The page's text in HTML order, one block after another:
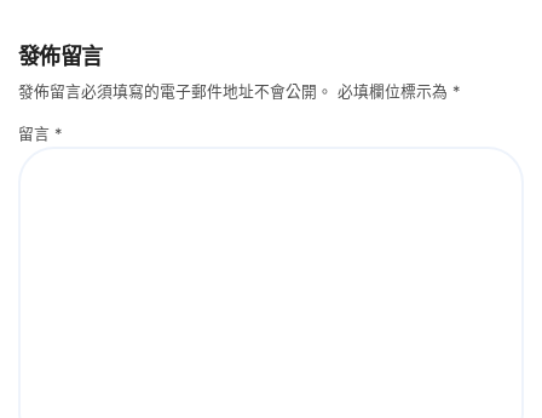
發佈留言
發佈留言必須填寫的電子郵件地址不會公開。 必填欄位標示為 *
留言 *